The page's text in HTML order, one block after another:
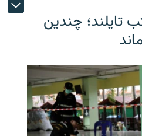
تایلند؛ چندین